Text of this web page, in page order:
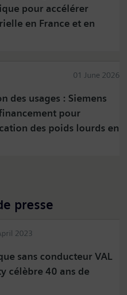
pour accélérer
en France et en
01 June 2026
des usages : Siemens
pour
des poids lourds en
if you wish to see twitter
by, twitter.
privacy policy for further
presse
2023
sans conducteur VAL
célèbre 40 ans de